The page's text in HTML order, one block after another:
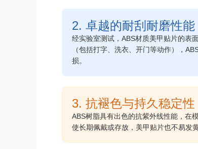
2. 卓越的耐刮耐磨性能
经实验室测试，ABS材质美甲贴片的表
（包括打字、洗衣、开门等动作），
损。
3. 抗褪色与持久稳定性
ABS树脂具有出色的抗紫外线性能，在
使长期佩戴或存放，美甲贴片也不易发